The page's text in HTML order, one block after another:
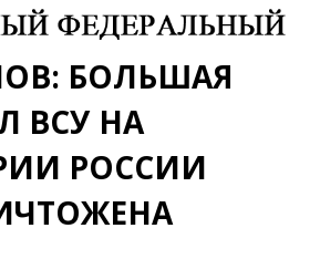
БОЛЬШАЯ
ВСУ НА
РОССИИ